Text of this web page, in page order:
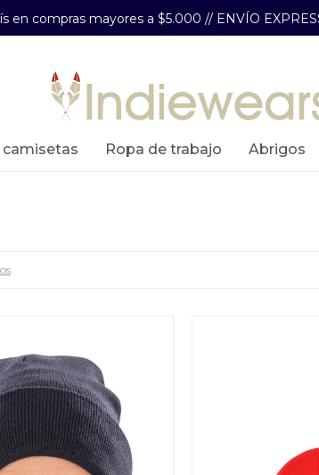
en compras mayores a $5.000 // ENVÍO
camisetas ropa de trabajo abrigos